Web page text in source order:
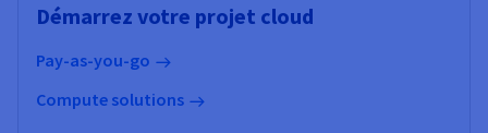
Démarrez votre projet cloud
Pay-as-you-go
Compute solutions